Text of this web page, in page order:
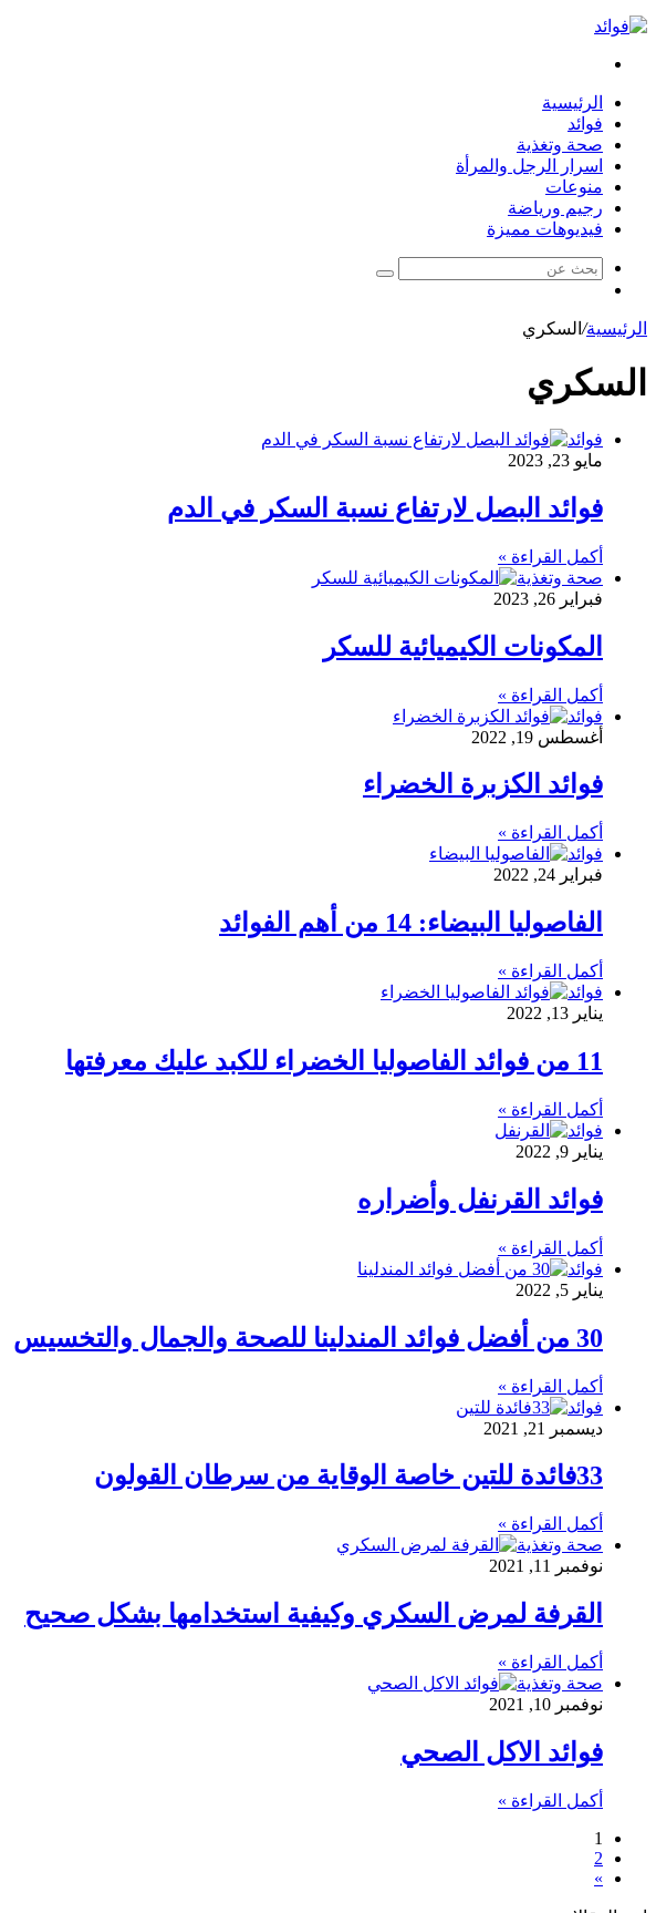
الرئيسية
فوائد
صحة وتغذية
اسرار الرجل والمرأة
منوعات
رجيم ورياضة
فيديوهات مميزة
بحث
الرئيسية/ السكري
السكري
فوائد
مايو 23, 2023
فوائد البصل لارتفاع نسبة السكر في الدم
أكمل القراءة »
صحة وتغذية
فبراير 26, 2023
المكونات الكيميائية للسكر
أكمل القراءة »
فوائد
أغسطس 19, 2022
فوائد الكزبرة الخضراء
أكمل القراءة »
فوائد
فبراير 24, 2022
الفاصوليا البيضاء: 14 من أهم الفوائد
أكمل القراءة »
فوائد
يناير 13, 2022
11 من فوائد الفاصوليا الخضراء للكبد عليك معرفتها
أكمل القراءة »
فوائد
يناير 9, 2022
فوائد القرنفل وأضراره
أكمل القراءة »
فوائد
يناير 5, 2022
30 من أفضل فوائد المندلينا للصحة والجمال والتخسيس
أكمل القراءة »
فوائد
ديسمبر 21, 2021
33فائدة للتين خاصة الوقاية من سرطان القولون
أكمل القراءة »
صحة وتغذية
نوفمبر 11, 2021
القرفة لمرض السكري وكيفية استخدامها بشكل صحيح
أكمل القراءة »
صحة وتغذية
نوفمبر 10, 2021
فوائد الاكل الصحي
أكمل القراءة »
1
2
»